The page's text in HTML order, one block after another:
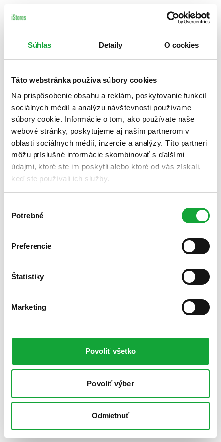
Súhlas Detaily O cookies
Táto webstránka používa súbory cookies
Na prispôsobenie obsahu a reklám, poskytovanie funkcií
sociálnych médií a analýzu návštevnosti používame
súbory cookie. Informácie o tom, ako používate naše
webové stránky, poskytujeme aj našim partnerom v
oblasti sociálnych médií, inzercie a analýzy. Títo partneri
môžu príslušné informácie skombinovať s ďalšími
údajmi, ktoré ste im poskytli alebo ktoré od vás získali,
keď ste používali ich služby.
súhlasu
Potrebné
Preferencie
Štatistiky
Marketing
Povoliť všetko
Povoliť výber
Odmietnuť